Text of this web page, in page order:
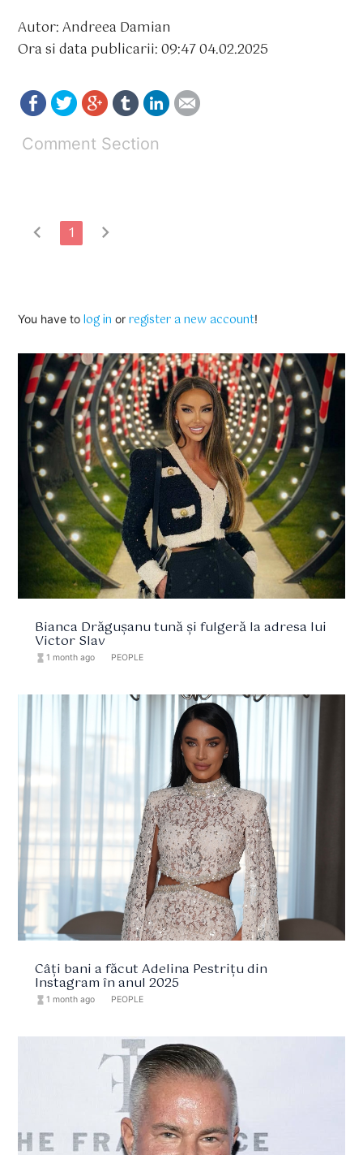
Autor: Andreea Damian
Ora si data publicarii: 09:47 04.02.2025
Comment Section
chevron_left 1 chevron_right
You have tolog in orregister a new account!
Bianca Drăgușanu tună și fulgeră la adresa lui
Victor Slav
hourglass_full 1 month ago PEOPLE
Câți bani a făcut Adelina Pestrițu din
Instagram în anul 2025
hourglass_full 1 month ago PEOPLE